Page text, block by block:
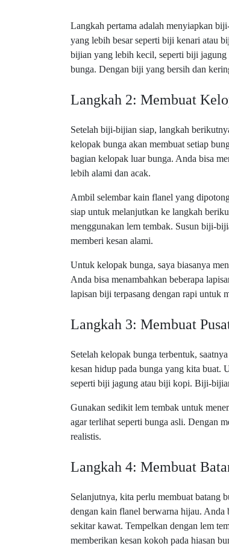
Langkah pertama adalah menyiapkan
yang lebih besar seperti biji kenari atau
bijian yang lebih kecil, seperti biji jagung
bunga. Dengan biji yang bersih dan
Langkah 2: Membuat
Setelah biji-bijian siap, langkah
kelopak bunga akan membuat setiap
bagian kelopak luar bunga. Anda bisa
lebih alami dan acak.
Ambil selembar kain flanel yang
siap untuk melanjutkan ke langkah
menggunakan lem tembak. Susun biji-
memberi kesan alami.
Untuk kelopak bunga, saya biasanya
Anda bisa menambahkan beberapa
lapisan biji terpasang dengan rapi untuk
Langkah 3: Membuat
Setelah kelopak bunga terbentuk,
kesan hidup pada bunga yang kita buat.
seperti biji jagung atau biji kopi. Biji-
Gunakan sedikit lem tembak untuk
agar terlihat seperti bunga asli. Dengan
realistis.
Langkah 4: Membuat
Selanjutnya, kita perlu membuat batang
dengan kain flanel berwarna hijau.
sekitar kawat. Tempelkan dengan lem
memberikan kesan kokoh pada hiasan